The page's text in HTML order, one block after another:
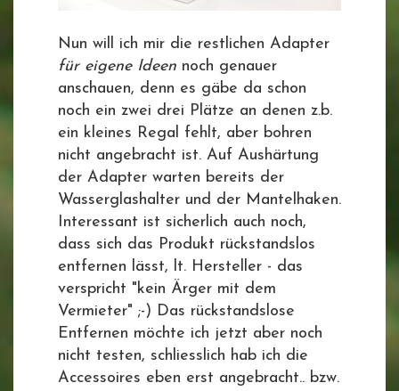
Nun will ich mir die restlichen Adapter
für eigene Ideen noch genauer
anschauen, denn es gäbe da schon
noch ein zwei drei Plätze an denen z.b.
ein kleines Regal fehlt, aber bohren
nicht angebracht ist. Auf Aushärtung
der Adapter warten bereits der
Wasserglashalter und der Mantelhaken.
Interessant ist sicherlich auch noch,
dass sich das Produkt rückstandslos
entfernen lässt, lt. Hersteller - das
verspricht "kein Ärger mit dem
Vermieter" ;-) Das rückstandslose
Entfernen möchte ich jetzt aber noch
nicht testen, schliesslich hab ich die
Accessoires eben erst angebracht.. bzw.